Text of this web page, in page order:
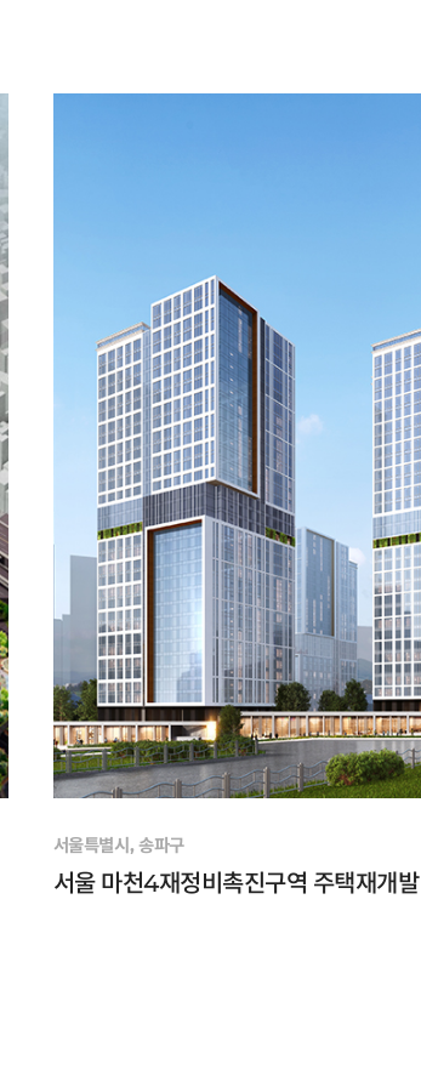
서울특별시, 송파구
서울 마천4재정비촉진구역 주택재개발